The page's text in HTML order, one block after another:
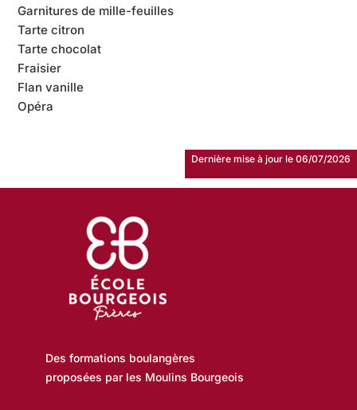
Garnitures de mille-feuilles
Tarte citron
Tarte chocolat
Fraisier
Flan vanille
Opéra
Dernière mise à jour le 06/07/2026
Des formations boulangères
proposées par les Moulins Bourgeois